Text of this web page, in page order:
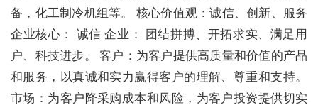
备，化工制冷机组等。 核心价值观：诚信、创新、服务
企业核心： 诚信 企业： 团结拼搏、开拓求实、满足用
户、科技进步。 客户：为客户提供高质量和价值的产品
和服务，以真诚和实力赢得客户的理解、尊重和支持。
市场：为客户降采购成本和风险，为客户投资提供切实